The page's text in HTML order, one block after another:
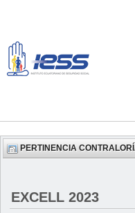
PERTINENCIA
EXCELL 2023